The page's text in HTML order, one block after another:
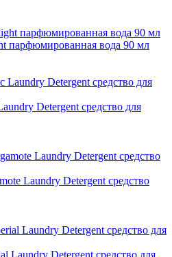
парфюмированная вода 90 мл
Detergent средство для
Laundry Detergent средство